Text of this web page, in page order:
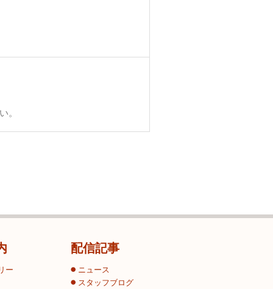
。
ー
配信記事
ニュース
スタッフブログ